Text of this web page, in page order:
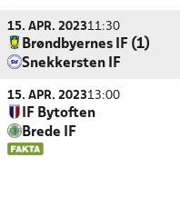
15. APR. 202311:30
Brøndbyernes IF (1)
Snekkersten IF
15. APR. 202313:00
IF Bytoften
Brede IF